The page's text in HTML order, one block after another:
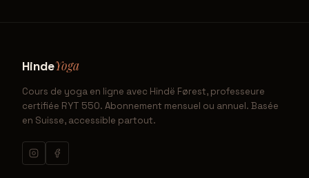
HindeYoga
Cours de yoga en ligne avec Hindë Førest, professeure
certifiée RYT 550. Abonnement mensuel ou annuel. Basée
en Suisse, accessible partout.